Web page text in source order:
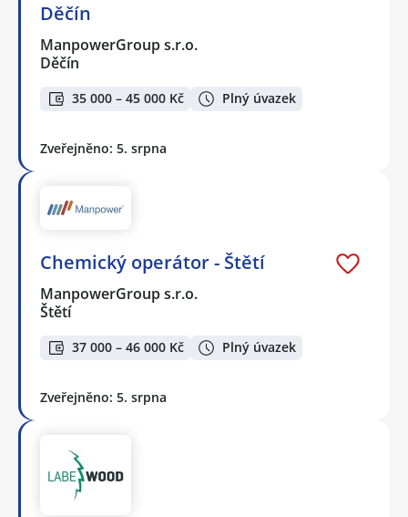
Děčín
ManpowerGroup s.r.o.
Děčín
35 000 – 45 000 Kč Plný úvazek
Zveřejněno: 5. srpna
Chemický operátor - Štětí
ManpowerGroup s.r.o.
Štětí
37 000 – 46 000 Kč Plný úvazek
Zveřejněno: 5. srpna